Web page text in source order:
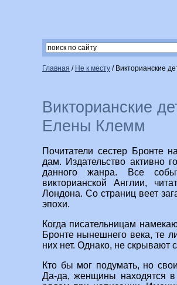
Главная / Не к месту / Викторианские
Викторианские
Елены Клемм
Почитатели сестер Бронте
дам. Издательство активно
данного жанра. Все
викторианской Англии,
Лондона. Со страниц веет
эпохи.
Когда писательницам
Бронте нынешнего века, те
них нет. Однако, не скрывают
Кто бы мог подумать, но
Да-да, женщины находятся